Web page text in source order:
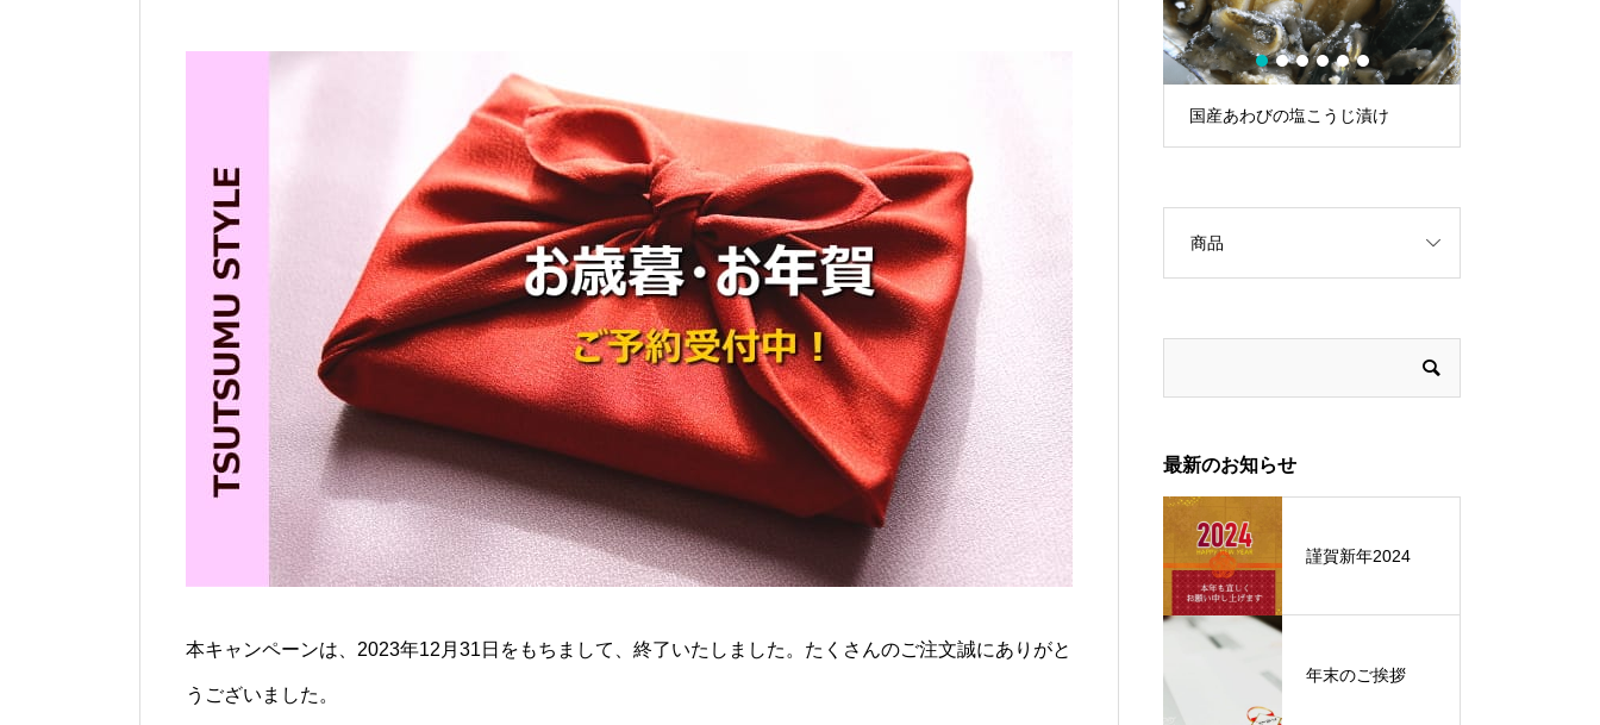
本キャンペーンは、2023年12月31日をもちまして、終了いたしました。たくさんのご注文誠にありがと
うございました。
国産あわびの塩こうじ漬け
1 2 3 4 5 6
商品
最新のお知らせ
謹賀新年2024
年末のご挨拶